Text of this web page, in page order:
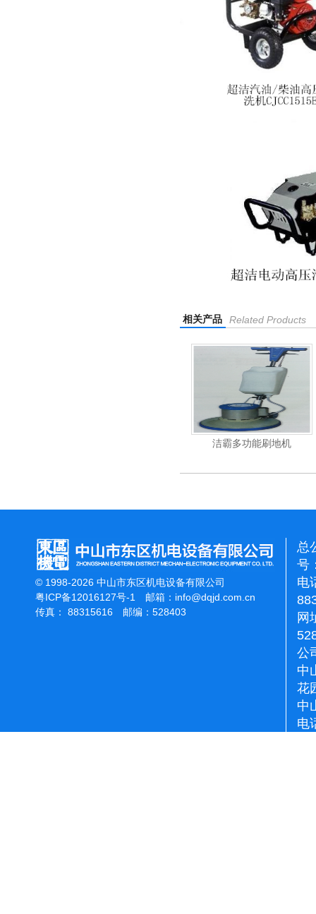
相关产品 Related Products
洁霸多功能刷地机
© 1998-2026 中山市东区机电设备有限公司
粤ICP备12016127号-1
邮箱： info@dqjd.com.cn
传真： 88315616 邮编：528403
总
号
电
网
公
中
花
中
电